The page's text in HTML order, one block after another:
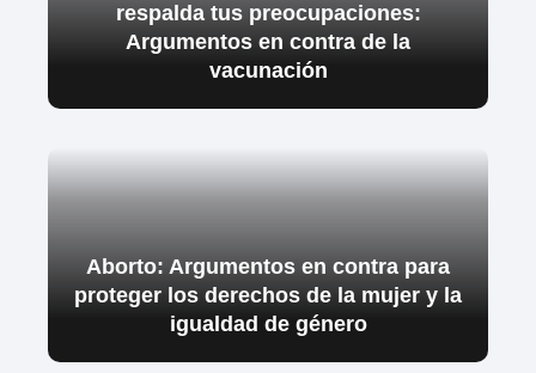
respalda tus preocupaciones:
Argumentos en contra de la
vacunación
Aborto: Argumentos en contra para
proteger los derechos de la mujer y la
igualdad de género